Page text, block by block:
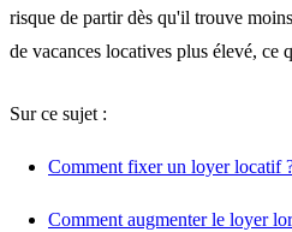
risque de partir dès qu'il trouve
de vacances locatives plus élevé, ce
Sur ce sujet :
Comment fixer un loyer locatif
Comment augmenter le loyer